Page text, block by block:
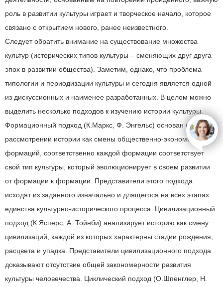
роль в развитии культуры играет и творческое начало, которое
связано с открытием нового, ранее неизвестного.
Следует обратить внимание на существование множества
культур (исторических типов культуры – сменяющих друг друга
эпох в развитии общества). Заметим, однако, что проблема
типологии и периодизации культуры и сегодня является одной
из дискуссионных и наименее разработанных. В целом можно
выделить несколько подходов к изучению истории культуры.
Формационный подход (К.Маркс, Ф. Энгельс) основан на
рассмотрении истории как смены общественно-экономических
формаций, соответственно каждой формации соответствует
свой тип культуры, который эволюционирует в своем развитии
от формации к формации. Представители этого подхода
исходят из заданного изначально и длящегося на всех этапах
единства культурно-исторического процесса. Цивилизационный
подход (К.Ясперс, А. Тойнби) анализирует историю как смену
цивилизаций, каждой из которых характерны стадии рождения,
расцвета и упадка. Представители цивилизационного подхода
доказывают отсутствие общей закономерности развития
культуры человечества. Циклический подход (О.Шпенглер, Н.
open